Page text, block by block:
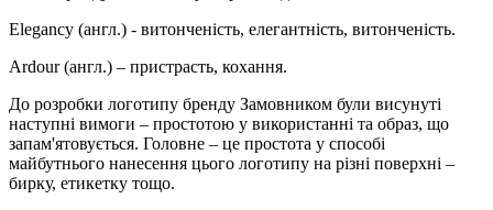
Elegancy (англ.) - витонченість, елегантність, витонченість.
Ardour (англ.) – пристрасть, кохання.
До розробки логотипу бренду Замовником були висунуті
наступні вимоги – простотою у використанні та образ, що
запам'ятовується. Головне – це простота у способі
майбутнього нанесення цього логотипу на різні поверхні –
бирку, етикетку тощо.